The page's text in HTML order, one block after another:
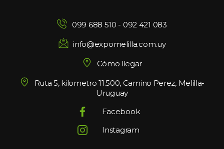
099 688 510 - 092 421 083
info@expomelilla.com.uy
Cómo llegar
Ruta 5, kilometro 11.500, Camino Perez, Melilla-
Uruguay
Facebook
Instagram